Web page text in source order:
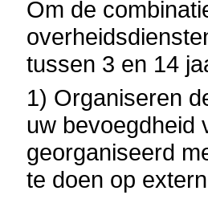
Om de
tussen 3 en 14
1) Organiseren
uw bevoegdheid
georganiseerd
te doen op